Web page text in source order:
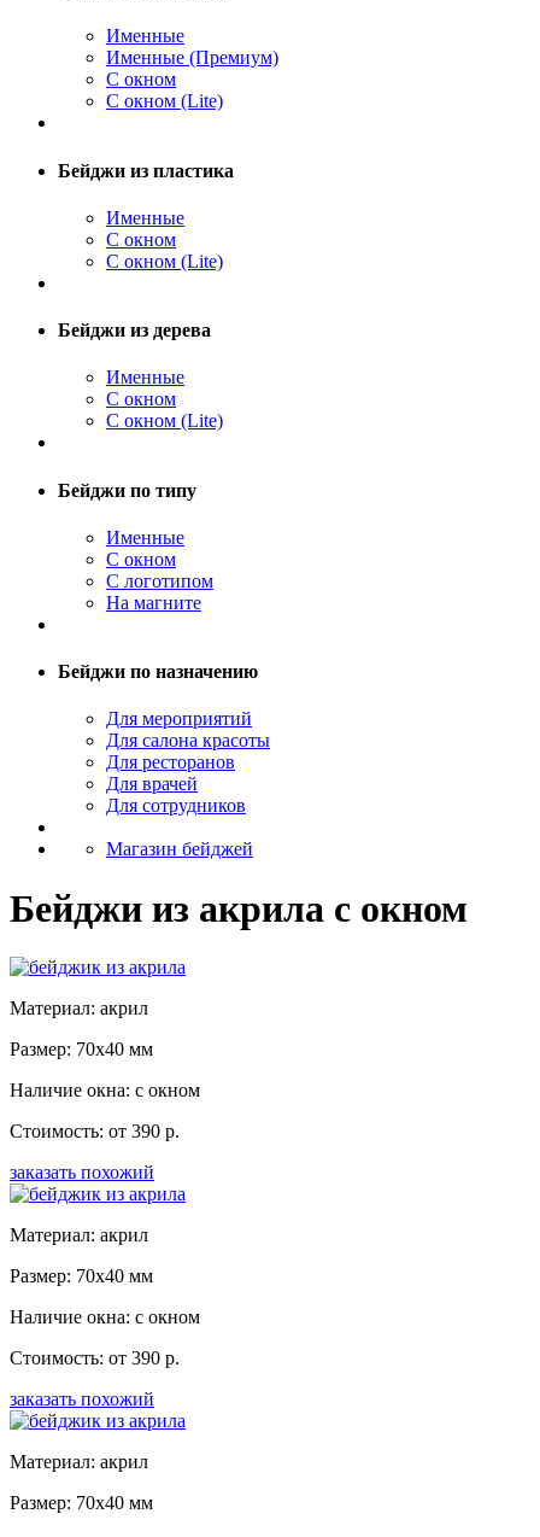
Именные
Именные (Премиум)
С окном
С окном (Lite)
Бейджи из пластика
Именные
С окном
С окном (Lite)
Бейджи из дерева
Именные
С окном
С окном (Lite)
Бейджи по типу
Именные
С окном
С логотипом
На магните
Бейджи по назначению
Для мероприятий
Для салона красоты
Для ресторанов
Для врачей
Для сотрудников
Магазин бейджей
Бейджи из акрила с окном
Материал: акрил
Размер: 70x40 мм
Наличие окна: с окном
Стоимость: от 390 р.
заказать похожий
Материал: акрил
Размер: 70x40 мм
Наличие окна: с окном
Стоимость: от 390 р.
заказать похожий
Материал: акрил
Размер: 70x40 мм